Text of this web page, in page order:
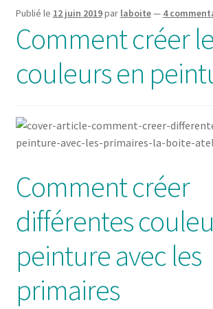
Password Reset
Register
Solde de la carte-cadeau
Boutique en ligne
Panier
Politique de confidentialité
Validation de la commande
Contact
Publié le 12 juin 2019par laboite— 4
Comment créer
couleurs en
Comment créer
différentes
peinture avec les
primaires